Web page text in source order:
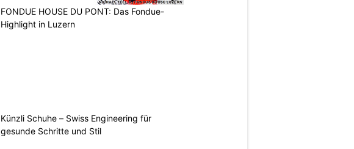
FONDUE HOUSE DU PONT: Das Fondue-
Highlight in Luzern
Künzli Schuhe – Swiss Engineering für
gesunde Schritte und Stil